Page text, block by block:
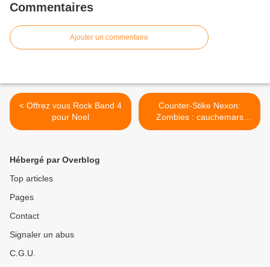
Commentaires
Ajouter un commentaire
< Offrez vous Rock Band 4
pour Noel
Counter-Stike Nexon:
Zombies : cauchemars
zombiesques à l'approche
Hébergé par Overblog
Top articles
Pages
Contact
Signaler un abus
C.G.U.